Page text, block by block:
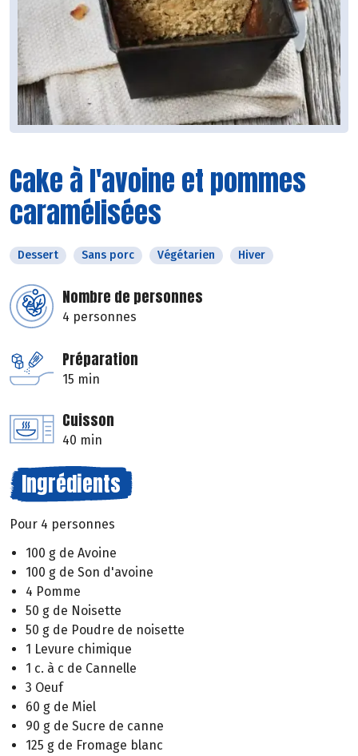
Cake à l'avoine et pommes
caramélisées
Dessert Sans porc Végétarien Hiver
Nombre de personnes
4 personnes
Préparation
15 min
Cuisson
40 min
Ingrédients
Pour 4 personnes
100 g de Avoine
100 g de Son d'avoine
4 Pomme
50 g de Noisette
50 g de Poudre de noisette
1 Levure chimique
1 c. à c de Cannelle
3 Oeuf
60 g de Miel
90 g de Sucre de canne
125 g de Fromage blanc